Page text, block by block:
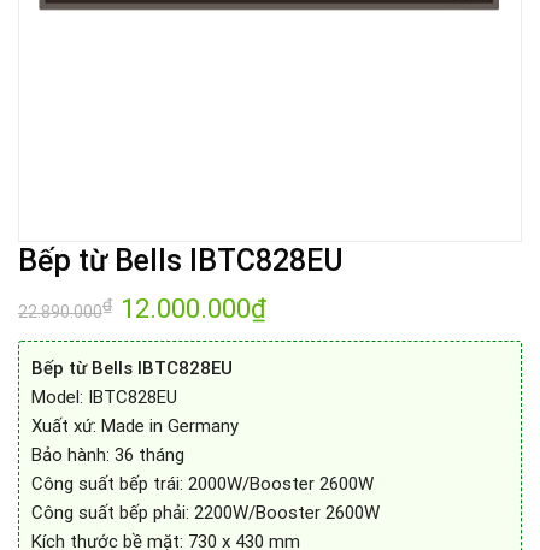
Bếp từ Bells IBTC828EU
22.890.000₫ Giá
gốc
là:
12.000.000₫Giá
tại
Bếp từ Bells IBTC828EU
Model: IBTC828EU
Xuất xứ: Made in Germany
Bảo hành: 36 tháng
Công suất bếp trái: 2000W/Booster 2600W
Công suất bếp phải: 2200W/Booster 2600W
Kích thước bề mặt: 730 x 430 mm